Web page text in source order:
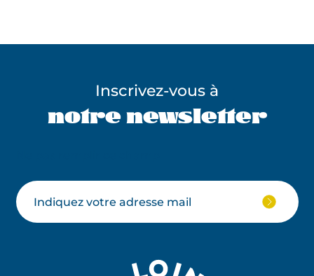
Inscrivez-vous à
notre newsletter
Votre
email
JE